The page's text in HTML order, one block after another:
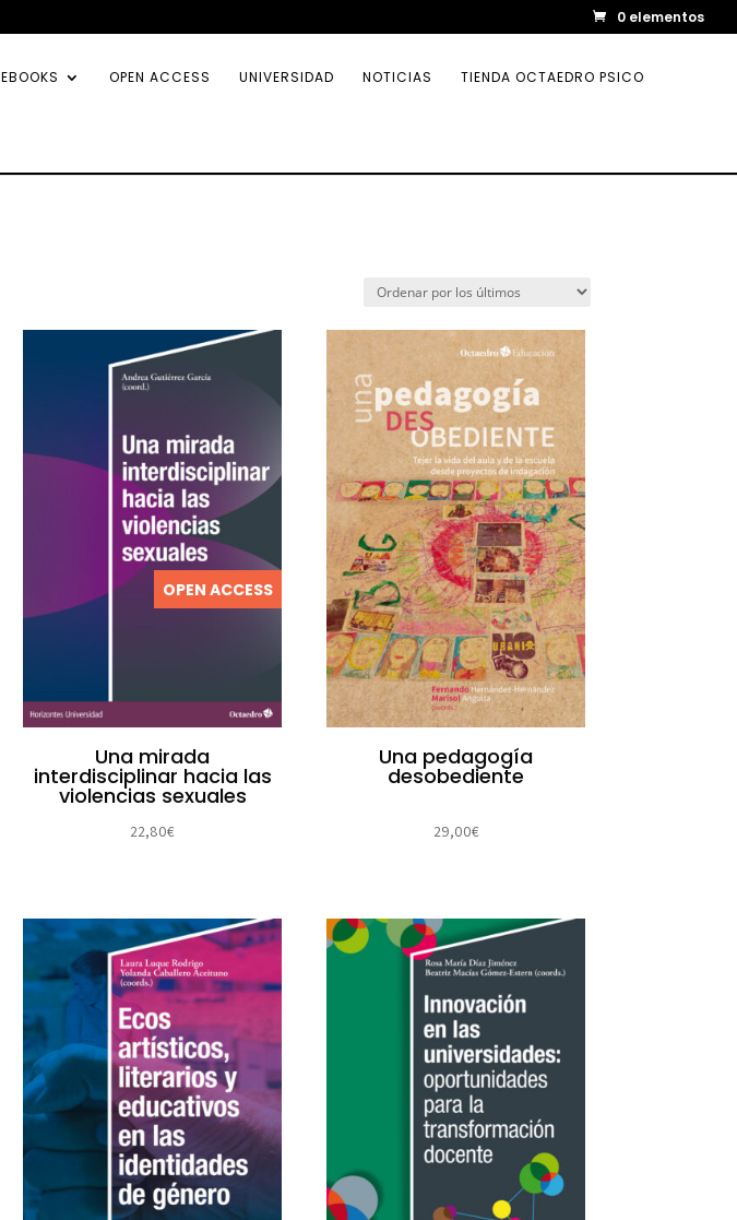
0 elementos
EBOOKS OPEN ACCESS UNIVERSIDAD NOTICIAS TIENDA OCTAEDRO PSICO
OPEN ACCESS
Una mirada
interdisciplinar hacia las
violencias sexuales
22,80€
Una pedagogía
desobediente
29,00€